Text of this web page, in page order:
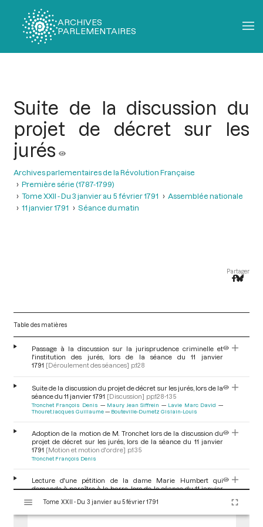
ARCHIVES
PARLEMENTAIRES
Suite de la discussion du
projet de décret sur les
jurés
Archives parlementaires de la Révolution Française
Première série (1787-1799)
Tome XXII - Du 3 janvier au 5 février 1791
Assemblée nationale
11 janvier 1791
Séance du matin
Partager
Table des matières
Passage à la discussion sur la jurisprudence criminelle et
l'institution des jurés, lors de la séance du 11 janvier
1791 [Déroulement des séances] p.128
Suite de la discussion du projet de décret sur les jurés, lors de la
séance du 11 janvier 1791 [Discussion] pp.128-135
Tronchet François Denis Maury Jean Siffrein
Lavie Marc David
Thouret Jacques Guillaume
Bouteville-Dumetz Gislain-Louis
Adoption de la motion de M. Tronchet lors de la discussion du
projet de décret sur les jurés, lors de la séance du 11 janvier
1791 [Motion et motion d'ordre] p.135
Tronchet François Denis
Lecture d'une pétition de la dame Marie Humbert qui
demande à paraître à la barre, lors de la séance du 11 janvier
Emmery de Grozyeulx Jean-Louis
s
Tome XXII - Du 3 janvier au 5 février 1791